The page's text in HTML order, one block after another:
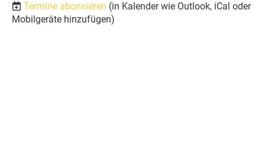
Termine abonnieren (in Kalender wie Outlook, iCal oder
Mobilgeräte hinzufügen)